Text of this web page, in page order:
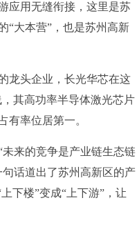
应用无缝衔接，这里是苏
“大本营”，也是苏州高新
头企业，长光华芯在这
其高功率半导体激光芯片
有率位居第一。
来的竞争是产业链生态链
话道出了苏州高新区的产
下楼”变成“上下游”，让